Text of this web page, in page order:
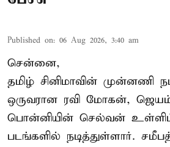
Published on: 06 Aug 2026, 3:40 am
சென்னை,
தமிழ் சினிமாவின் முன்னணி
ஒருவரான ரவி மோகன்,
பொன்னியின் செல்வன்
படங்களில் நடித்துள்ளார்.